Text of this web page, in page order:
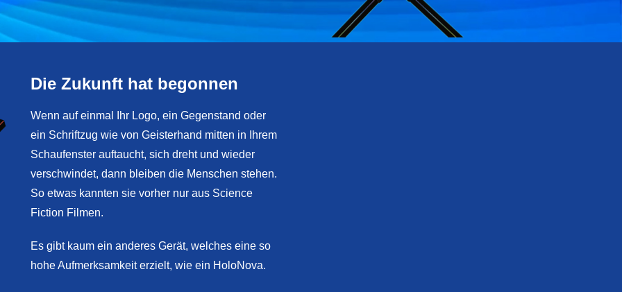
Die Zukunft hat begonnen
Wenn auf einmal Ihr Logo, ein Gegenstand oder
ein Schriftzug wie von Geisterhand mitten in Ihrem
Schaufenster auftaucht, sich dreht und wieder
verschwindet, dann bleiben die Menschen stehen.
So etwas kannten sie vorher nur aus Science
Fiction Filmen.
Es gibt kaum ein anderes Gerät, welches eine so
hohe Aufmerksamkeit erzielt, wie ein HoloNova.